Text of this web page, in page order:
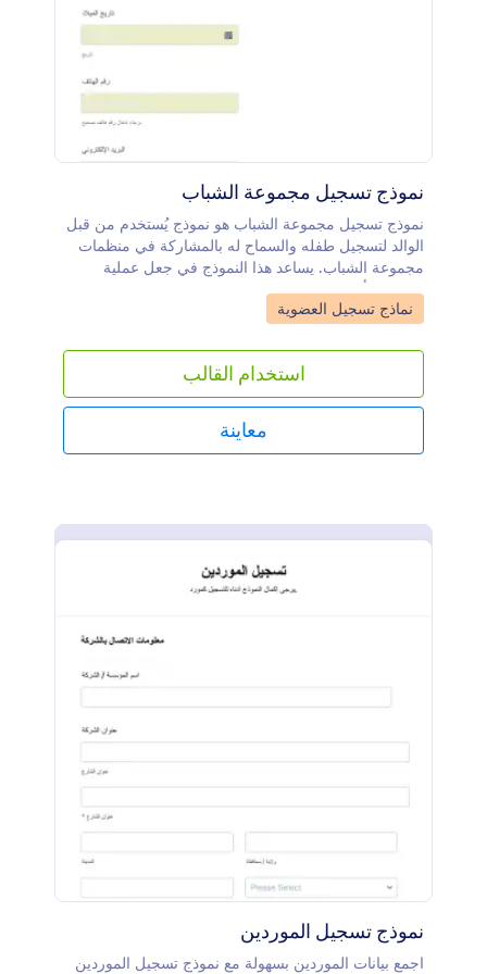
نموذج تسجيل مجموعة الشباب
نموذج تسجيل مجموعة الشباب هو نموذج يُستخدم من قبل
الوالد لتسجيل طفله والسماح له بالمشاركة في منظمات
مجموعة الشباب. يساعد هذا النموذج في جعل عملية
التسجيل أكثر كفاءة وفعالية وسرعة.يحتوي قالب نموذج
تسجيل مجموعة الشباب على حقول تطلب تفاصيل
التسجيل، والموافقة، والتوقيعات. يستخدم هذا القالب
أداة قائمة المنتجات لعرض رسوم التسجيل وربطها بمعالج
الدفع. كما يعتمد على أداة الشروط والأحكام للحصول على
تأكيد الوالد أو الوصي القانوني لسماحهم بانضمام طفلهم
إلى المنظمة. بالإضافة إلى ذلك، يستخدم القالب
النماذج.
Go to Category:
نماذج تسجيل العضوية
استخدام القالب
معاينة
نموذج تسجيل الموردين
اجمع بيانات الموردين بسهولة مع نموذج تسجيل الموردين